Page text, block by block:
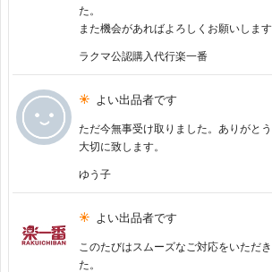
た。
また機会があればよろしくお願いします
ラクマ公認購入代行楽一番
よい出品者です
ただ今無事受け取りました。ありがとう
大切に致します。
ゆう子
よい出品者です
このたびはスムーズなご対応をいただ
た。